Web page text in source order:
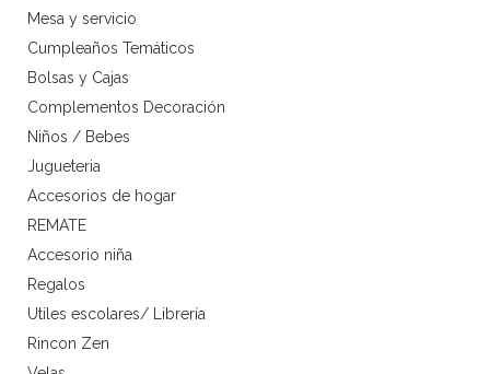
Mesa y servicio
Cumpleaños Temáticos
Bolsas y Cajas
Complementos Decoración
Niños / Bebes
Jugueteria
Accesorios de hogar
REMATE
Accesorio niña
Regalos
Utiles escolares/ Librería
Rincon Zen